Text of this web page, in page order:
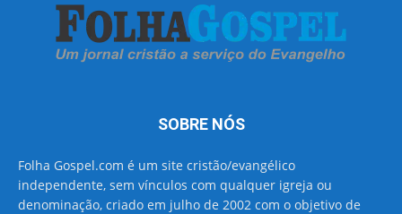
SOBRE NÓS
Folha Gospel.com é um site cristão/evangélico
independente, sem vínculos com qualquer igreja ou
denominação, criado em julho de 2002 com o objetivo de